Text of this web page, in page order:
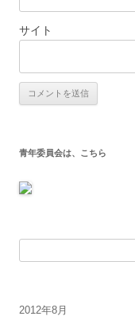
サイト
青年委員会は、こちら
2012年8月